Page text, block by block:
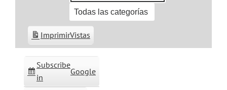
Todas las categorías
Subscribe
in
Google
ImprimirVistas